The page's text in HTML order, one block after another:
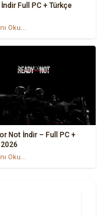
Full PC + Türkçe
Oku...
Not İndir – Full PC +
Oku...